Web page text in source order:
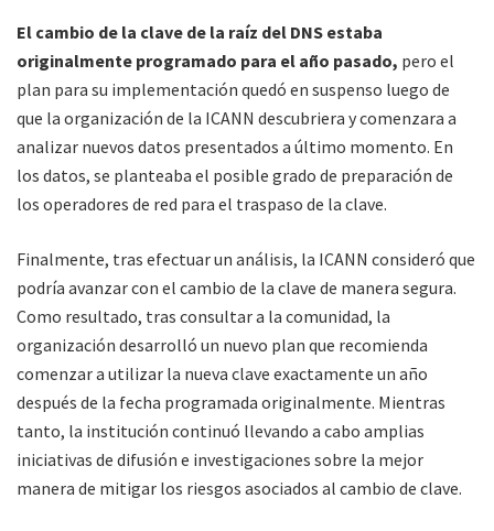
El cambio de la clave de la raíz del DNS estaba
originalmente programado para el año pasado, pero el
plan para su implementación quedó en suspenso luego de
que la organización de la ICANN descubriera y comenzara a
analizar nuevos datos presentados a último momento. En
los datos, se planteaba el posible grado de preparación de
los operadores de red para el traspaso de la clave.
Finalmente, tras efectuar un análisis, la ICANN consideró que
podría avanzar con el cambio de la clave de manera segura.
Como resultado, tras consultar a la comunidad, la
organización desarrolló un nuevo plan que recomienda
comenzar a utilizar la nueva clave exactamente un año
después de la fecha programada originalmente. Mientras
tanto, la institución continuó llevando a cabo amplias
iniciativas de difusión e investigaciones sobre la mejor
manera de mitigar los riesgos asociados al cambio de clave.